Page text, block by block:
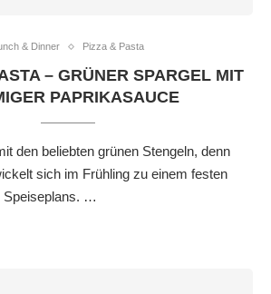
& Dinner Pizza & Pasta
– GRÜNER SPARGEL MIT
PAPRIKASAUCE
den beliebten grünen Stengeln, denn
sich im Frühling zu einem festen
Speiseplans. …